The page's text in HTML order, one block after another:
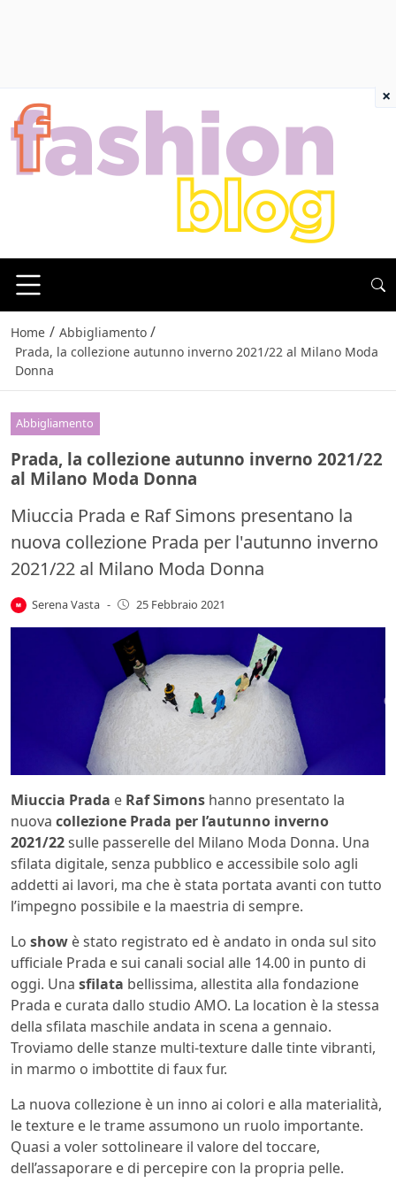
Home / Abbigliamento /
Prada, la collezione autunno inverno 2021/22 al Milano Moda
Donna
Abbigliamento
Prada, la collezione autunno inverno 2021/22
al Milano Moda Donna
Miuccia Prada e Raf Simons presentano la
nuova collezione Prada per l'autunno inverno
2021/22 al Milano Moda Donna
Serena Vasta - 25 Febbraio 2021
Miuccia Prada e Raf Simons hanno presentato la
nuova collezione Prada per l’autunno inverno
2021/22sulle passerelle del Milano Moda Donna. Una
sfilata digitale, senza pubblico e accessibile solo agli
addetti ai lavori, ma che è stata portata avanti con tutto
l’impegno possibile e la maestria di sempre.
Lo show è stato registrato ed è andato in onda sul sito
ufficiale Prada e sui canali social alle 14.00 in punto di
oggi. Una sfilata bellissima, allestita alla fondazione
Prada e curata dallo studio AMO. La location è la stessa
della sfilata maschile andata in scena a gennaio.
Troviamo delle stanze multi-texture dalle tinte vibranti,
in marmo o imbottite di faux fur.
La nuova collezione è un inno ai colori e alla materialità,
le texture e le trame assumono un ruolo importante.
Quasi a voler sottolineare il valore del toccare,
dell’assaporare e di percepire con la propria pelle.
×